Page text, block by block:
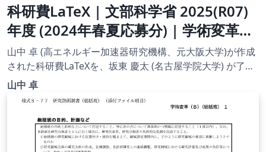
科研費LaTeX | 文部科学省 2025(R07)
年度 (2024年春夏応募分) | 学術変革領
域研究 | 学術変革領域研究(B) (領域計
画書（全体版)) | 2024.04.12
山中 卓 (高エネルギー加速器研究機構、元大阪大学)が作成
された科研費LaTeXを、坂東 慶太 (名古屋学院大学) が了承
を得てテンプレート登録しています。 詳細はこちら↓をご
確認ください。 http://osksn2.hep.sci.osaka-
山中 卓